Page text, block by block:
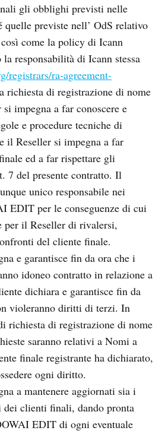
gli obblighi previsti nelle
quelle previste nell’ OdS relativo
come la policy di Icann
responsabilità di Icann stessa
registrars/ra-agreement-
richiesta di registrazione di nome
impegna a far conoscere e
e procedure tecniche di
il Reseller si impegna a far
ed a far rispettare gli
7 del presente contratto. Il
unico responsabile nei
EDIT per le conseguenze di cui
per il Reseller di rivalersi,
del cliente finale.
e garantisce fin da ora che i
idoneo contratto in relazione a
dichiara e garantisce fin da
violeranno diritti di terzi. In
richiesta di registrazione di nome
saranno relativi a Nomi a
finale registrante ha dichiarato,
ogni diritto.
a mantenere aggiornati sia i
clienti finali, dando pronta
EDIT di ogni eventuale